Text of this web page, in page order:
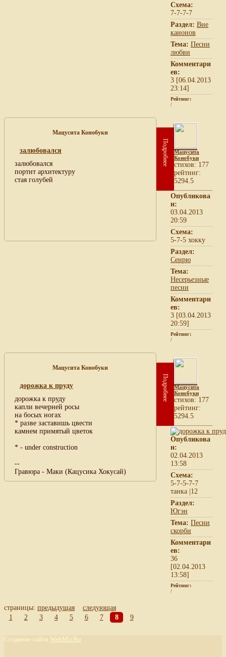
Схема:
7-7-7-7
Раздел: Вне
канонов
Тема: Песни
любви
Комментари
ев:
3 [06.04.2013
23:14]
Рейтинг:
/
Мацусита Конобуки
залюбовался
залюбовался
портит архитектуру
стая голубей
Подробнее
Мацусита
Конобуки
cтихов: 177
рейтинг:
5294.5
Опубликова
н:
03.04.2013
20:59
Схема:
5-7-5 хокку
Раздел:
Сенрю
Тема:
Несерьезные
песни
Комментари
ев:
3 [03.04.2013
20:59]
Рейтинг:
/
Мацусита Конобуки
дорожка к пруду
дорожка к пруду
капли вечерней росы
на босых ногах
* разве заставишь цвести
камнем примятый цветок
* - under construction
--
Гравюра - Маки (Кацусика Хокусай)
Подробнее
Мацусита
Конобуки
cтихов: 177
рейтинг:
5294.5
Опубликова
н:
02.04.2013
13:58
Схема:
5-7-5-7-7
танка |12
Раздел:
Югэн
Тема: Песни
скорби
Комментари
ев:
36
[02.04.2013
13:58]
Рейтинг:
/
страницы: предыдущая
следующая
1
2 3 4 5 6 7 8 9
Создание сайта WebMir.Ru